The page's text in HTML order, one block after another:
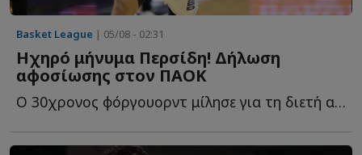
Basket League | 05/08 - 02:31
Ηχηρό μήνυμα Περσίδη! Δήλωση
αφοσίωσης στον ΠΑΟΚ
Ο 30χρονος φόργουορντ μίλησε για τη διετή ανανέωση, τ...